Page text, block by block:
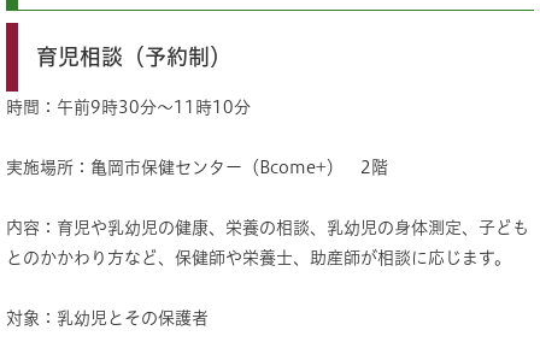
育児相談（予約制）
時間：午前9時30分～11時10分
実施場所：亀岡市保健センター（Bcome+） 2階
内容：育児や乳幼児の健康、栄養の相談、乳幼児の身体測定、子ども
とのかかわり方など、保健師や栄養士、助産師が相談に応じます。
対象：乳幼児とその保護者